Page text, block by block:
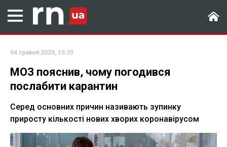
04 травня 2020, 15:35
МОЗ пояснив, чому погодився
послабити карантин
Серед основних причин називають зупинку
приросту кількості нових хворих коронавірусом